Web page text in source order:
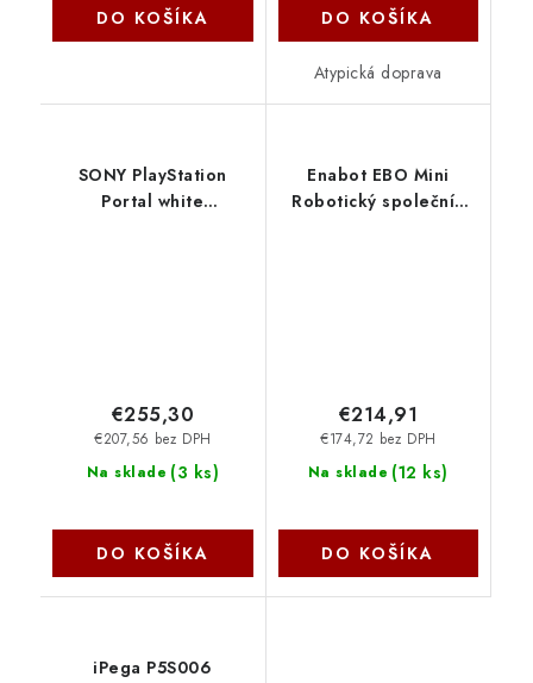
DO KOŠÍKA DO KOŠÍKA
Atypická doprava
SONY PlayStation
Portal white
Na sklade (3 ks)
€207,56 bez DPH
€255,30
DO KOŠÍKA
Enabot EBO Mini
Robotický společník
Na sklade (12 ks)
€174,72 bez DPH
€214,91
DO KOŠÍKA
iPega P5S006